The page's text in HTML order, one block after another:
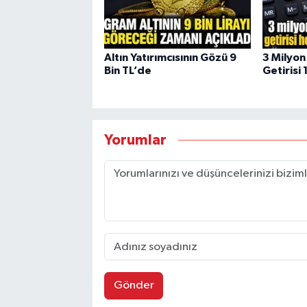
Altın Yatırımcısının Gözü 9
Bin TL’de
3 Milyon
Getirisi
Yorumlar
Gönder